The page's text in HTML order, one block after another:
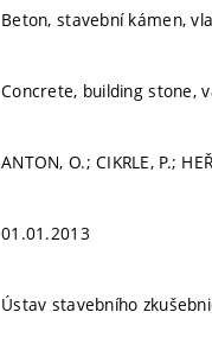
Beton, stavební kámen,
Concrete, building stone,
ANTON, O.; CIKRLE, P.;
01.01.2013
Ústav stavebního